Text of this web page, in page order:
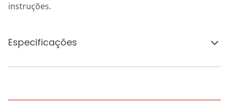
instruções.
Especificações